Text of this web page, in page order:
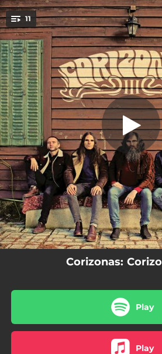
You're all set!
11 Nubes
04:18
03:59
03:45
03:40
03:01
03:51
04:19
04:25
03:05
05:02
Corizonas:
Play
Play
.